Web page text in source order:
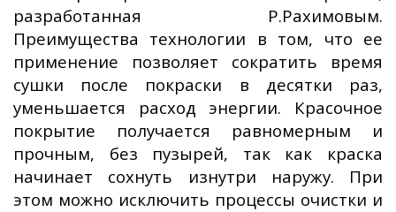
разработанная Р.Рахимовым.
Преимущества технологии в том, что ее
применение позволяет сократить время
сушки после покраски в десятки раз,
уменьшается расход энергии. Красочное
покрытие получается равномерным и
прочным, без пузырей, так как краска
начинает сохнуть изнутри наружу. При
этом можно исключить процессы очистки и